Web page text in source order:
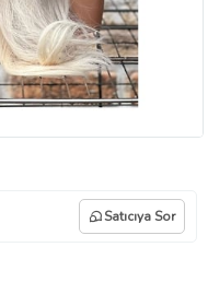
Satıcıya Sor